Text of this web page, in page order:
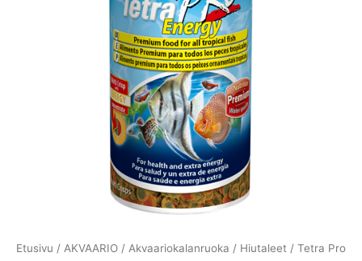
Etusivu / AKVAARIO / Akvaariokalanruoka / Hiutaleet / Tetra Pro